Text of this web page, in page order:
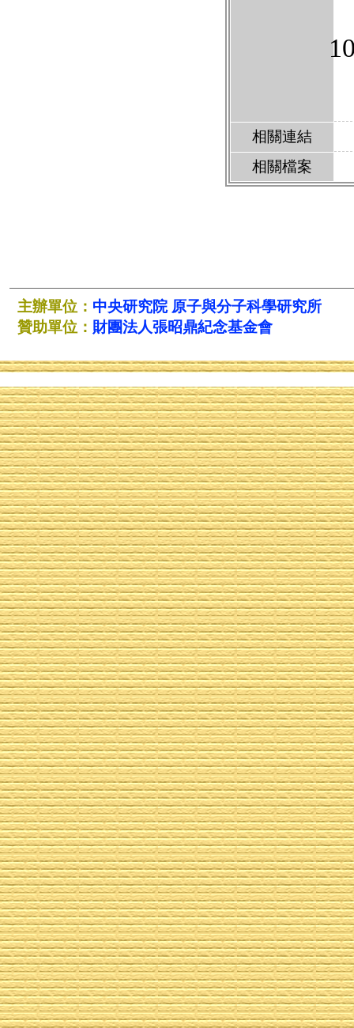
相關連結
相關檔案
主辦單位： 中央研究院 原子與分子科學研究所
贊助單位： 財團法人張昭鼎紀念基金會